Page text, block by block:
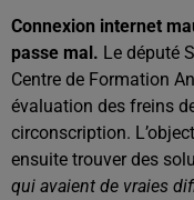
Connexion internet
passe mal. Le député
Centre de Formation
évaluation des freins
circonscription.
ensuite trouver des
qui avaient de vraies